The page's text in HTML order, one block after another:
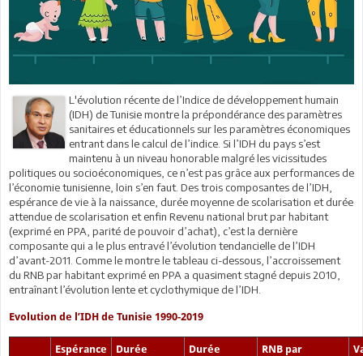
L'évolution récente de l’Indice de développement humain
(IDH) de Tunisie montre la prépondérance des paramètres
sanitaires et éducationnels sur les paramètres économiques
entrant dans le calcul de l’indice. Si l’IDH du pays s’est
maintenu à un niveau honorable malgré les vicissitudes
politiques ou socioéconomiques, ce n’est pas grâce aux performances de
l’économie tunisienne, loin s’en faut. Des trois composantes de l’IDH,
espérance de vie à la naissance, durée moyenne de scolarisation et durée
attendue de scolarisation et enfin Revenu national brut par habitant
(exprimé en PPA, parité de pouvoir d’achat), c’est la dernière
composante qui a le plus entravé l’évolution tendancielle de l’IDH
d’avant-2011. Comme le montre le tableau ci-dessous, l’accroissement
du RNB par habitant exprimé en PPA a quasiment stagné depuis 2010,
entraînant l’évolution lente et cyclothymique de l’IDH.
Evolution de l’IDH de Tunisie 1990-2019
Espérance
Durée
Durée
RNB par